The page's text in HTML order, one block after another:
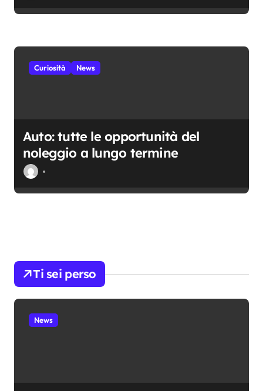
Curiosità News
Auto: tutte le opportunità del
noleggio a lungo termine
Ti sei perso
News